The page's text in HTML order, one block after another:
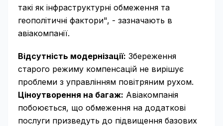
такі як інфраструктурні обмеження та
геополітичні фактори", - зазначають в
авіакомпанії.
Відсутність модернізації: Збереження
старого режиму компенсацій не вирішує
проблеми з управлінням повітряним рухом.
Ціноутворення на багаж: Авіакомпанія
побоюється, що обмеження на додаткові
послуги призведуть до підвищення базових